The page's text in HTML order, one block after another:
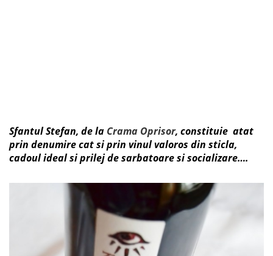
Sfantul Stefan, de la Crama Oprisor, constituie atat
prin denumire cat si prin vinul valoros din sticla,
cadoul ideal si prilej de sarbatoare si socializare….